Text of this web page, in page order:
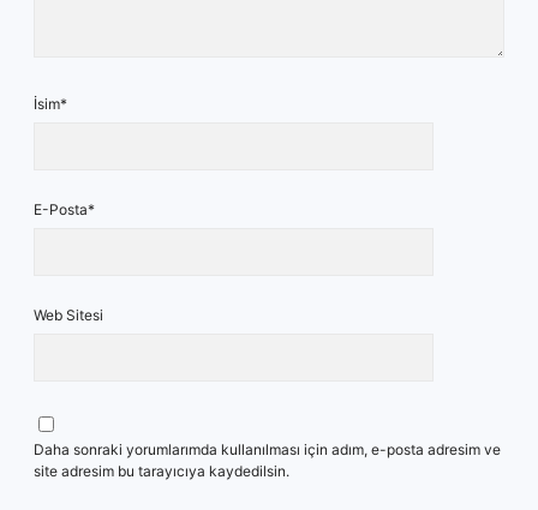
İsim*
E-Posta*
Web Sitesi
Daha sonraki yorumlarımda kullanılması için adım, e-posta adresim ve
site adresim bu tarayıcıya kaydedilsin.